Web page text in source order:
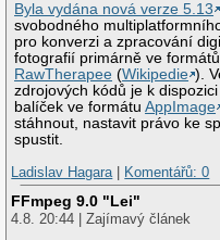
Byla vydána nová verze 5.13
svobodného
pro konverzi a zpracování
fotografií primárně ve
RawTherapee (Wikipedie ).
zdrojových kódů je k
balíček ve formátuAppImage
stáhnout, nastavit právo ke
spustit.
Ladislav Hagara| Komentářů: 0
FFmpeg 9.0 "Lei"
4.8. 20:44 | Zajímavý článek